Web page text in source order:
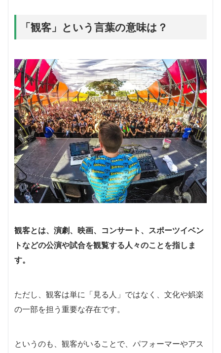
「観客」という言葉の意味は？
観客とは、演劇、映画、コンサート、スポーツイベン
トなどの公演や試合を観覧する人々のことを指しま
す。
ただし、観客は単に「見る人」ではなく、文化や娯楽
の一部を担う重要な存在です。
というのも、観客がいることで、パフォーマーやアス